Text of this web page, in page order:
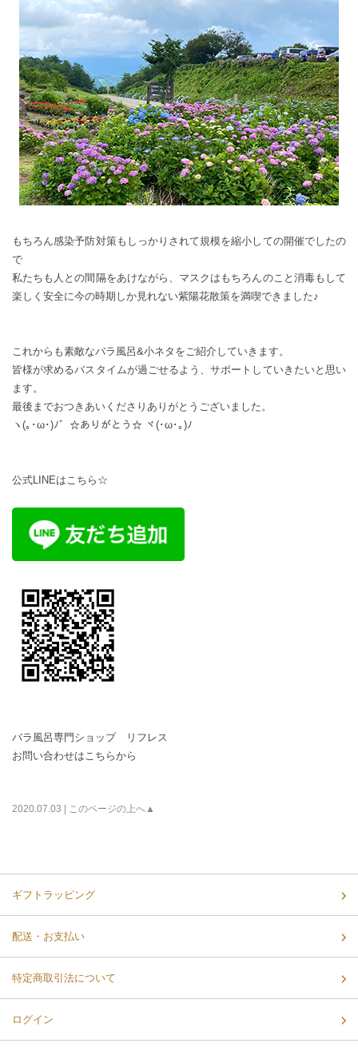
もちろん感染予防対策もしっかりされて規模を縮小しての開催でしたの
で
私たちも人との間隔をあけながら、マスクはもちろんのこと消毒もして
楽しく安全に今の時期しか見れない紫陽花散策を満喫できました♪
これからも素敵なバラ風呂&小ネタをご紹介していきます。
皆様が求めるバスタイムが過ごせるよう、サポートしていきたいと思い
ます。
最後までおつきあいくださりありがとうございました。
ヽ(｡･ω･)ﾉ゛☆ありがとう☆ ヾ(･ω･｡)ﾉ
公式LINEはこちら☆
バラ風呂専門ショップ リフレス
お問い合わせはこちらから
2020.07.03 | このページの上へ▲
ギフトラッピング
配送・お支払い
特定商取引法について
ログイン